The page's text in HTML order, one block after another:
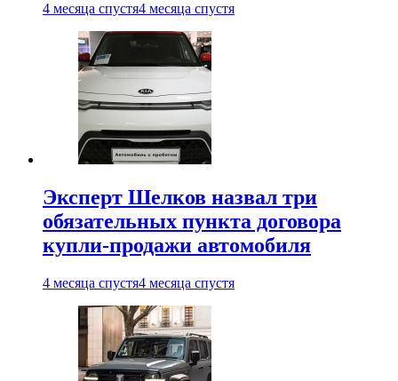
4 месяца спустя4 месяца спустя
Эксперт Шелков назвал три
обязательных пункта договора
купли-продажи автомобиля
4 месяца спустя4 месяца спустя